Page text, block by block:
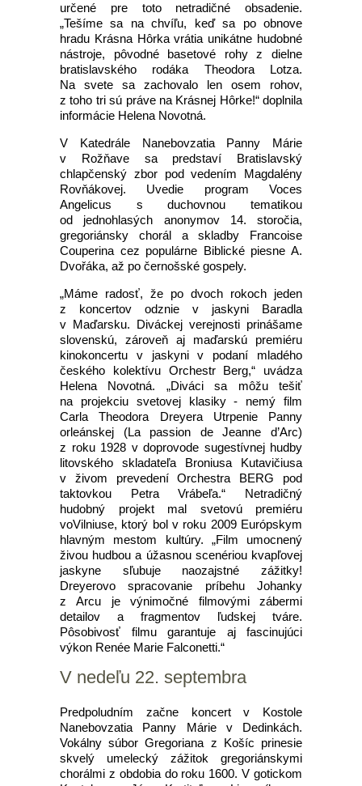
určené pre toto netradičné obsadenie.
„Tešíme sa na chvíľu, keď sa po obnove
hradu Krásna Hôrka vrátia unikátne hudobné
nástroje, pôvodné basetové rohy z dielne
bratislavského rodáka Theodora Lotza.
Na svete sa zachovalo len osem rohov,
z toho tri sú práve na Krásnej Hôrke!“ doplnila
informácie Helena Novotná.
V Katedrále Nanebovzatia Panny Márie
v Rožňave sa predstaví Bratislavský
chlapčenský zbor pod vedením Magdalény
Rovňákovej. Uvedie program Voces
Angelicus s duchovnou tematikou
od jednohlasých anonymov 14. storočia,
gregoriánsky chorál a skladby Francoise
Couperina cez populárne Biblické piesne A.
Dvořáka, až po černošské gospely.
„Máme radosť, že po dvoch rokoch jeden
z koncertov odznie v jaskyni Baradla
v Maďarsku. Diváckej verejnosti prinášame
slovenskú, zároveň aj maďarskú premiéru
kinokoncertu v jaskyni v podaní mladého
českého kolektívu Orchestr Berg,“ uvádza
Helena Novotná. „Diváci sa môžu tešiť
na projekciu svetovej klasiky - nemý film
Carla Theodora Dreyera Utrpenie Panny
orleánskej (La passion de Jeanne d’Arc)
z roku 1928 v doprovode sugestívnej hudby
litovského skladateľa Broniusa Kutavičiusa
v živom prevedení Orchestra BERG pod
taktovkou Petra Vrábeľa.“ Netradičný
hudobný projekt mal svetovú premiéru
voVilniuse, ktorý bol v roku 2009 Európskym
hlavným mestom kultúry. „Film umocnený
živou hudbou a úžasnou scenériou kvapľovej
jaskyne sľubuje naozajstné zážitky!
Dreyerovo spracovanie príbehu Johanky
z Arcu je výnimočné filmovými zábermi
detailov a fragmentov ľudskej tváre.
Pôsobivosť filmu garantuje aj fascinujúci
výkon Renée Marie Falconetti.“
V nedeľu 22. septembra
Predpoludním začne koncert v Kostole
Nanebovzatia Panny Márie v Dedinkách.
Vokálny súbor Gregoriana z Košíc prinesie
skvelý umelecký zážitok gregoriánskymi
chorálmi z obdobia do roku 1600. V gotickom